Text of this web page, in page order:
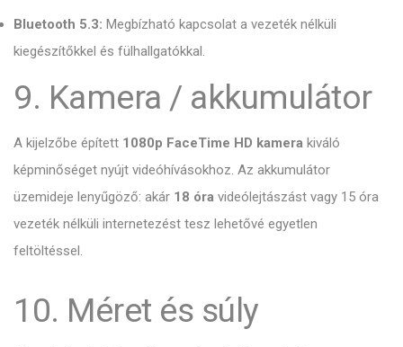
Bluetooth 5.3: Megbízható kapcsolat a vezeték nélküli
kiegészítőkkel és fülhallgatókkal.
9. Kamera / akkumulátor
A kijelzőbe épített 1080p FaceTime HD kamera kiváló
képminőséget nyújt videóhívásokhoz. Az akkumulátor
üzemideje lenyűgöző: akár 18 óra videólejtászást vagy 15 óra
vezeték nélküli internetezést tesz lehetővé egyetlen
feltöltéssel.
10. Méret és súly